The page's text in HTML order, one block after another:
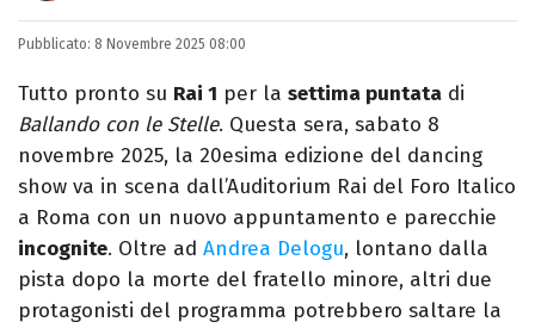
Nella mia vita non possono mancare, il
sul comodino, insieme a un romanzo di
Zafon.
Pubblicato: 8 Novembre 2025 08:00
Tutto pronto su Rai 1 per la settima puntata di
Ballando con le Stelle. Questa sera, sabato 8
novembre 2025, la 20esima edizione del dancing
show va in scena dall’Auditorium Rai del Foro Italico
a Roma con un nuovo appuntamento e parecchie
incognite. Oltre ad Andrea Delogu, lontano dalla
pista dopo la morte del fratello minore, altri due
protagonisti del programma potrebbero saltare la